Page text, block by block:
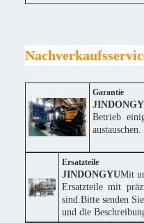
Garantie
Betrieb
austauschen.
Ersatzteile
JINDONGYUMit
Ersatzteile mit
sind.Bitte senden
und die